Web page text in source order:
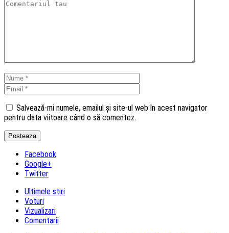
Salvează-mi numele, emailul și site-ul web în acest navigator
pentru data viitoare când o să comentez.
Facebook
Google+
Twitter
Ultimele stiri
Voturi
Vizualizari
Comentarii